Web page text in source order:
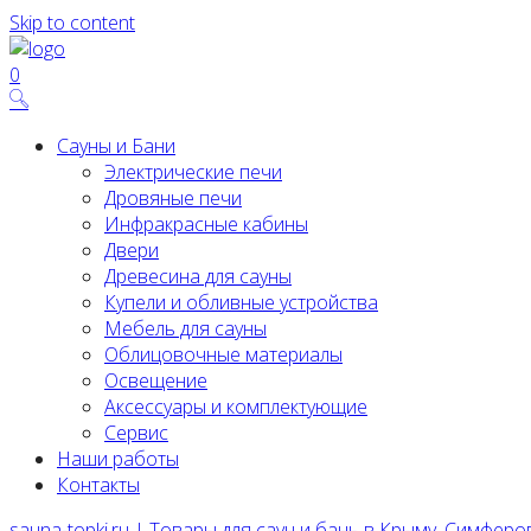
Skip to content
0
Сауны и Бани
Электрические печи
Дровяные печи
Инфракрасные кабины
Двери
Древесина для сауны
Купели и обливные устройства
Мебель для сауны
Облицовочные материалы
Освещение
Аксессуары и комплектующие
Сервис
Наши работы
Контакты